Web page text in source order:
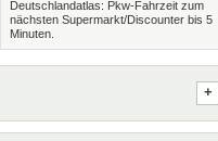
Deutschlandatlas: Pkw-Fahrzeit zum
nächsten Supermarkt/Discounter bis 5
Minuten.